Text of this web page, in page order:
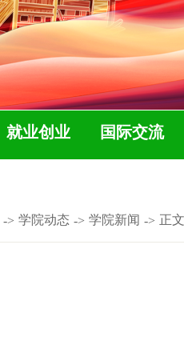
就业创业 国际交流
-> 学院动态 -> 学院新闻 -> 正文